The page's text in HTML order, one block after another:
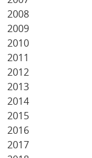
2008
2009
2010
2011
2012
2013
2014
2015
2016
2017